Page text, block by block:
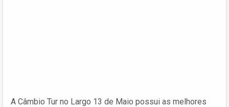
A Câmbio Tur no Largo 13 de Maio possui as melhores